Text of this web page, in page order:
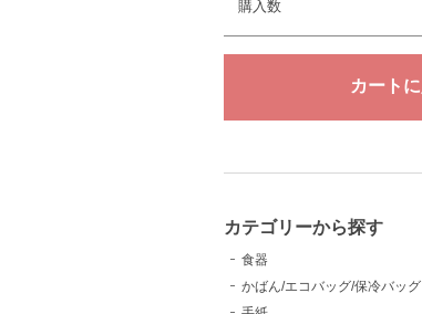
購入数
カテゴリーから探す
食器
かばん/エコバッグ/保冷バッグ